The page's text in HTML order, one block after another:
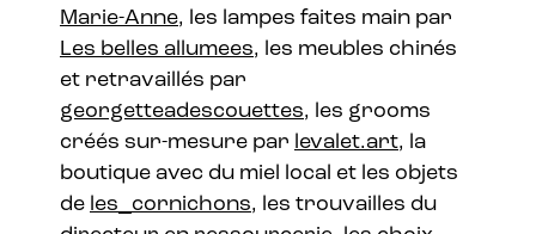
Marie-Anne, les lampes faites main par
Les belles allumees, les meubles chinés
et retravaillés par
georgetteadescouettes, les grooms
créés sur-mesure par levalet.art, la
boutique avec du miel local et les objets
de les_cornichons, les trouvailles du